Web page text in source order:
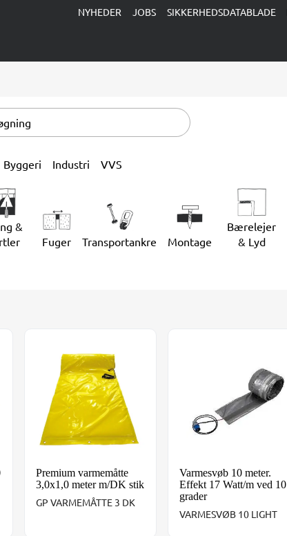
NYHEDER JOBS SIKKERHEDSDATABLADE
Byggeri Industri VVS
&
Fuger Transportankre Montage
Bærelejer
& Lyd
Premium varmemåtte
3,0x1,0 meter m/DK stik
GP VARMEMÅTTE 3 DK
Varmesvøb 10 meter.
Effekt 17 Watt/m ved 10
grader
VARMESVØB 10 LIGHT